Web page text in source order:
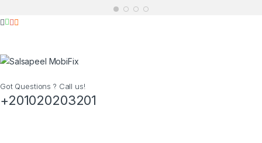
Got Questions ? Call us!
+201020203201